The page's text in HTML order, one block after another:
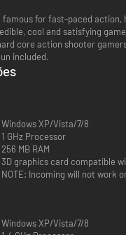
famous for fast-paced action,
cool and satisfying
core action shooter gamers
included.
Windows XP/Vista/7/8
1 GHz Processor
256 MB RAM
3D graphics card compatible
NOTE: Incoming will not work
Windows XP/Vista/7/8